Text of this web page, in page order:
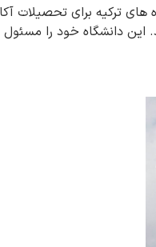
این دانشگاه خود را